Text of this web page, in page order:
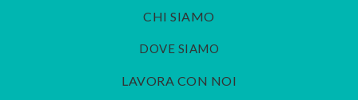
CHI SIAMO
DOVE SIAMO
LAVORA CON NOI